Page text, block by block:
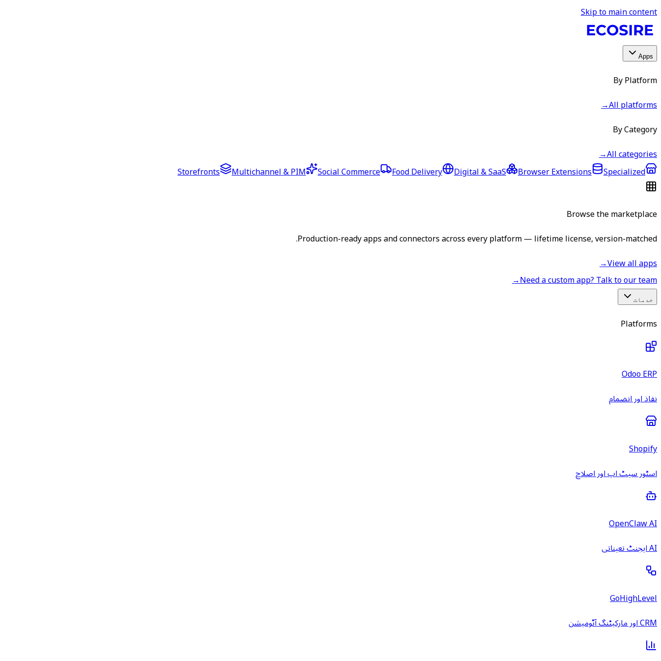
Skip to main content
Apps
By Platform
All platforms
→
By Category
All categories
→
Storefronts
Multichannel & PIM Social Commerce Food Delivery Digital & SaaS Browser Extensions Specialized
Browse the marketplace
Production-ready apps and connectors across every platform — lifetime license, version-matched.
View all apps
→
Need a custom app? Talk to our team
→
خدمات
Platforms
Odoo ERP
نفاذ اور انضمام
Shopify
اسٹور سیٹ اپ اور اصلاح
OpenClaw AI
AI ایجنٹ تعیناتی
GoHighLevel
CRM اور مارکیٹنگ آٹومیشن